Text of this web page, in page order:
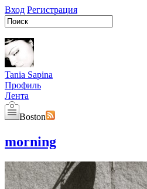
Вход Регистрация
Tania Sapina
Профиль
Лента
Boston
morning